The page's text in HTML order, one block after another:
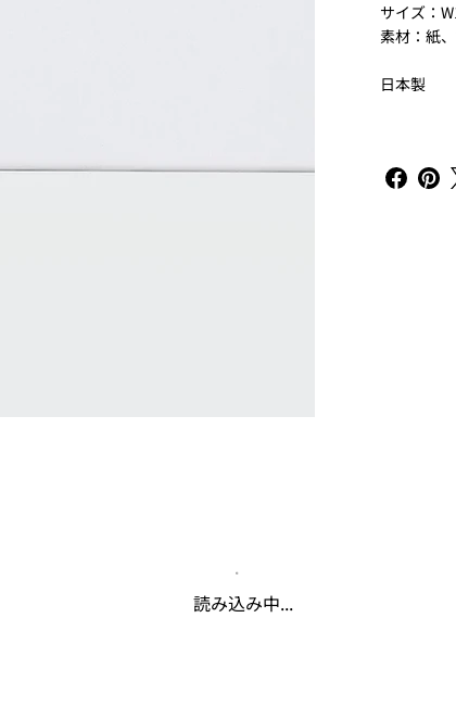
サイズ：
素材：紙
日本製
読み込み中...